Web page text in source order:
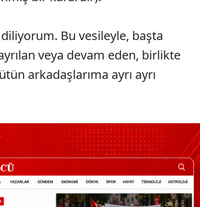
Bu vesileyle, başta
veya devam eden, birlikte
arkadaşlarıma ayrı ayrı